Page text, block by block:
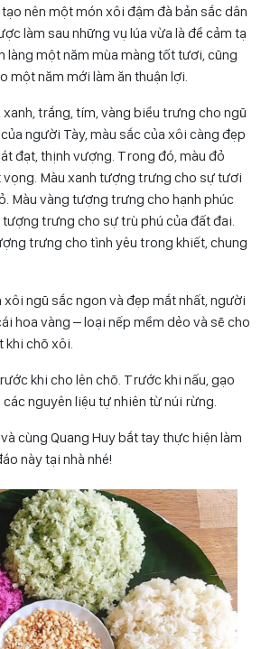
nên một món xôi đậm đà bản sắc dân
làm sau những vụ lúa vừa là để cảm tạ
làng một năm mùa màng tốt tươi, cũng
một năm mới làm ăn thuận lợi.
trắng, tím, vàng biểu trưng cho ngũ
người Tày, màu sắc của xôi càng đẹp
đạt, thịnh vượng. Trong đó, màu đỏ
Màu xanh tượng trưng cho sự tươi
Màu vàng tượng trưng cho hạnh phúc
tượng trưng cho sự trù phú của đất đai.
trưng cho tình yêu trong khiết, chung
ngũ sắc ngon và đẹp mắt nhất, người
hoa vàng – loại nếp mềm dẻo và sẽ cho
khi chõ xôi.
khi cho lên chõ. Trước khi nấu, gạo
nguyên liệu tự nhiên từ núi rừng.
cùng Quang Huy bắt tay thực hiện làm
này tại nhà nhé!